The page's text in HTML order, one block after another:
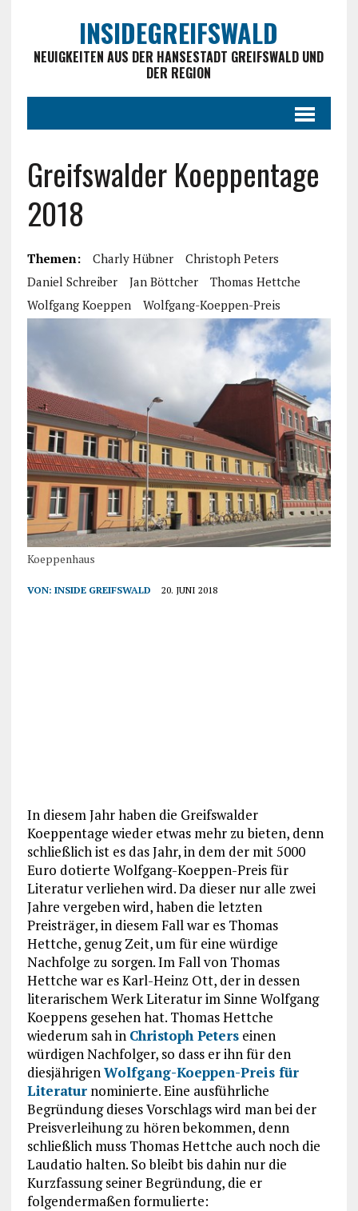
INSIDEGREIFSWALD
NEUIGKEITEN AUS DER HANSESTADT GREIFSWALD UND
DER REGION
Greifswalder Koeppentage
2018
Themen: Charly Hübner
Christoph Peters
Daniel Schreiber
Jan Böttcher
Thomas Hettche
Wolfgang Koeppen
Wolfgang-Koeppen-Preis
Koeppenhaus
VON: INSIDE GREIFSWALD 20. JUNI 2018
In diesem Jahr haben die Greifswalder
Koeppentage wieder etwas mehr zu bieten, denn
schließlich ist es das Jahr, in dem der mit 5000
Euro dotierte Wolfgang-Koeppen-Preis für
Literatur verliehen wird. Da dieser nur alle zwei
Jahre vergeben wird, haben die letzten
Preisträger, in diesem Fall war es Thomas
Hettche, genug Zeit, um für eine würdige
Nachfolge zu sorgen. Im Fall von Thomas
Hettche war es Karl-Heinz Ott, der in dessen
literarischem Werk Literatur im Sinne Wolfgang
Koeppens gesehen hat. Thomas Hettche
wiederum sah in Christoph Peterseinen
würdigen Nachfolger, so dass er ihn für den
diesjährigen Wolfgang-Koeppen-Preis für
Literaturnominierte. Eine ausführliche
Begründung dieses Vorschlags wird man bei der
Preisverleihung zu hören bekommen, denn
schließlich muss Thomas Hettche auch noch die
Laudatio halten. So bleibt bis dahin nur die
Kurzfassung seiner Begründung, die er
folgendermaßen formulierte: